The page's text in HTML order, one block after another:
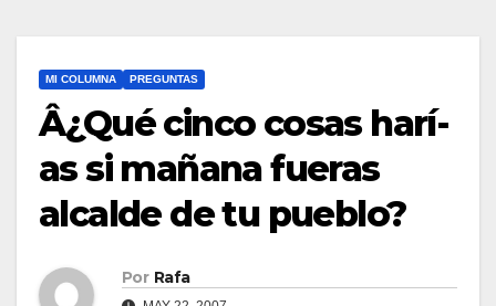
MI COLUMNA PREGUNTAS
Â¿Qué cinco cosas harí­
as si mañana fueras
alcalde de tu pueblo?
Por Rafa